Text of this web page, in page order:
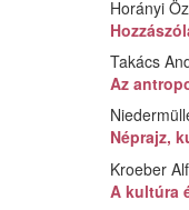
Horányi
Takács
Az
Néprajz,
Kroeber
A kultúra